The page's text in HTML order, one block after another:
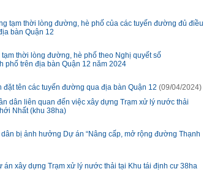
tạm thời lòng đường, hè phố của các tuyến đường đủ điều
bàn Quận 12
thời lòng đường, hè phố theo Nghị quyết số
phố trên địa bàn Quận 12 năm 2024
tên các tuyến đường qua địa bàn Quận 12 (09/04/2024)
dân liên quan đến việc xây dựng Trạm xử lý nước thải
Nhất (khu 38ha)
bị ảnh hưởng Dự án “Nâng cấp, mở rộng đường Thạnh
xây dựng Trạm xử lý nước thải tại Khu tái định cư 38ha